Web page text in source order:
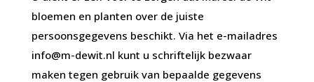
bloemen en planten over de juiste
persoonsgegevens beschikt. Via het e-mailadres
info@m-dewit.nl kunt u schriftelijk bezwaar
maken tegen gebruik van bepaalde gegevens